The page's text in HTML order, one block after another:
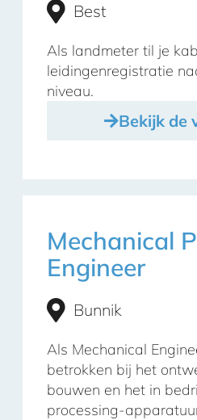
Best
Als landmeter til je
leidingenregistratie
niveau.
Bekijk de
Mechanical
Engineer
Bunnik
Als Mechanical
betrokken bij het
bouwen en het in
processing-